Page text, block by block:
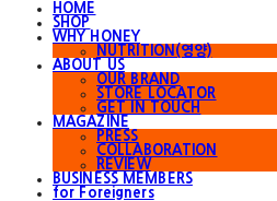
HOME
SHOP
WHY HONEY
NUTRITION(영양)
ABOUT US
OUR BRAND
STORE LOCATOR
GET IN TOUCH
MAGAZINE
PRESS
COLLABORATION
REVIEW
BUSINESS MEMBERS
for Foreigners